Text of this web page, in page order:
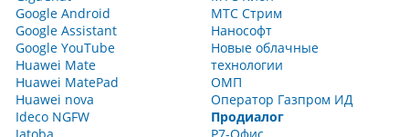
Google Android
Google Assistant
Google YouTube
Huawei Mate
Huawei MatePad
Huawei nova
Ideco NGFW
МТС Стрим
Нанософт
Новые облачные
технологии
ОМП
Оператор Газпром ИД
Продиалог